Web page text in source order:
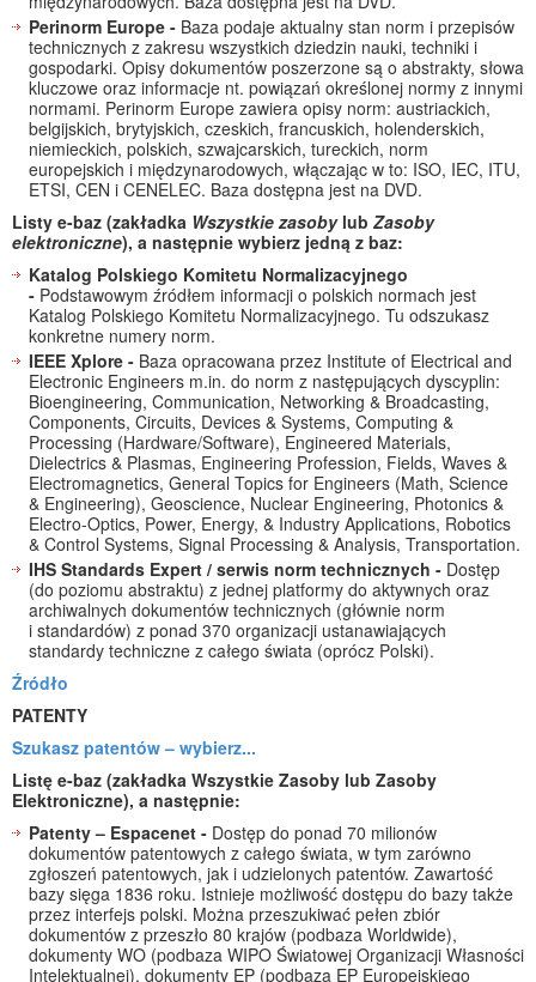
Perinorm Europe - Baza podaje aktualny stan norm i przepisów
technicznych z zakresu wszystkich dziedzin nauki, techniki i
gospodarki. Opisy dokumentów poszerzone są o abstrakty, słowa
kluczowe oraz informacje nt. powiązań określonej normy z innymi
normami. Perinorm Europe zawiera opisy norm: austriackich,
belgijskich, brytyjskich, czeskich, francuskich, holenderskich,
niemieckich, polskich, szwajcarskich, tureckich, norm
europejskich i międzynarodowych, włączając w to: ISO, IEC, ITU,
ETSI, CEN i CENELEC. Baza dostępna jest na DVD.
Listy e-baz (zakładka Wszystkie zasobylub Zasoby
elektroniczne), a następnie wybierz jedną z baz:
Katalog Polskiego Komitetu Normalizacyjnego
- Podstawowym źródłem informacji o polskich normach jest
Katalog Polskiego Komitetu Normalizacyjnego. Tu odszukasz
konkretne numery norm.
IEEE Xplore - Baza opracowana przez Institute of Electrical and
Electronic Engineers m.in. do norm z następujących dyscyplin:
Bioengineering, Communication, Networking & Broadcasting,
Components, Circuits, Devices & Systems, Computing &
Processing (Hardware/Software), Engineered Materials,
Dielectrics & Plasmas, Engineering Profession, Fields, Waves &
Electromagnetics, General Topics for Engineers (Math, Science
& Engineering), Geoscience, Nuclear Engineering, Photonics &
Electro-Optics, Power, Energy, & Industry Applications, Robotics
& Control Systems, Signal Processing & Analysis, Transportation.
IHS Standards Expert / serwis norm technicznych - Dostęp
(do poziomu abstraktu) z jednej platformy do aktywnych oraz
archiwalnych dokumentów technicznych (głównie norm
i standardów) z ponad 370 organizacji ustanawiających
standardy techniczne z całego świata (oprócz Polski).
Źródło
PATENTY
Szukasz patentów – wybierz...
Listę e-baz (zakładka Wszystkie Zasoby lub Zasoby
Elektroniczne), a następnie:
Patenty – Espacenet - Dostęp do ponad 70 milionów
dokumentów patentowych z całego świata, w tym zarówno
zgłoszeń patentowych, jak i udzielonych patentów. Zawartość
bazy sięga 1836 roku. Istnieje możliwość dostępu do bazy także
przez interfejs polski. Można przeszukiwać pełen zbiór
dokumentów z przeszło 80 krajów (podbaza Worldwide),
dokumenty WO (podbaza WIPO Światowej Organizacji Własności
Intelektualnej), dokumenty EP (podbaza EP Europejskiego